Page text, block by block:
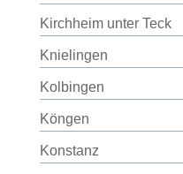
Kirchheim unter Teck
Knielingen
Kolbingen
Köngen
Konstanz